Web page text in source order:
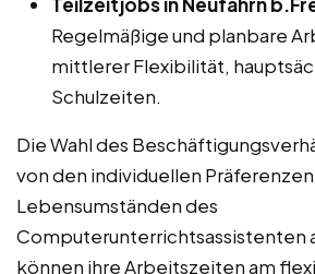
Regelmäßige und planbare
mittlerer Flexibilität,
Schulzeiten.
Die Wahl des
von den individuellen
Lebensumständen des
Computerunterrichtsassistenten
können ihre Arbeitszeiten am